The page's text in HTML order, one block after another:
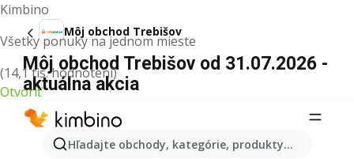
Kimbino
Všetky ponuky na jednom mieste
(14,1 tis. hodnotení)
Otvoriť
Hľadajte obchody, kategórie, produkty...
Môj obchod Trebišov
Môj obchod Trebišov od 31.07.2026 -
aktuálna akcia